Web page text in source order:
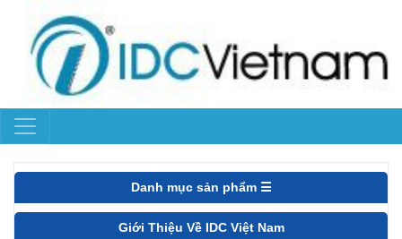
Danh mục sản phẩm ☰
Giới Thiệu Về IDC Việt Nam